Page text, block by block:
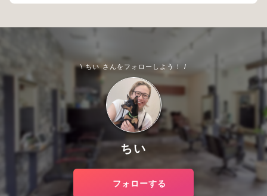
\ ちい さんをフォローしよう！ /
ちい
フォローする